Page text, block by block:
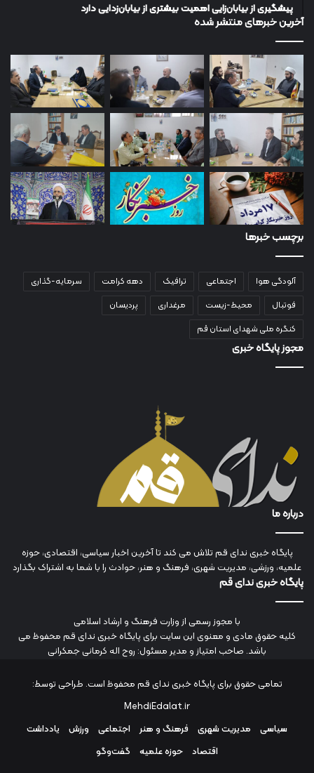
پیشگیری از بیابان‌زایی اهمیت بیشتری از بیابان‌زدایی دارد
آخرین خبرهای منتشر شده
برچسب خبرها
آلودگی هوا اجتماعی ترافیک دهه کرامت
سرمایه-گذاری
فوتبال
محیط-زیست مرغداری
پردیسان
کنگره ملی شهدای استان قم
مجوز پایگاه خبری
درباره ما
پایگاه خبری ندای قم تلاش می کند تا آخرین اخبار سیاسی، اقتصادی، حوزه
علمیه، ورزشی، مدیریت شهری، فرهنگ و هنر، حوادث را با شما به اشتراک بگذارد
پایگاه خبری ندای قم
با مجوز رسمی از وزارت فرهنگ و ارشاد اسلامی
کلیه حقوق مادی و معنوی این سایت برای پایگاه خبری ندای قم محفوظ می
باشد. صاحب امتیاز و مدیر مسئول: روح اله کرمانی جمکرانی
تمامی حقوق برای پایگاه خبری ندای قم محفوظ است. طراحی توسط:
MehdiEdalat.ir
سیاسی
مدیریت شهری فرهنگ و هنر اجتماعی ورزش
یادداشت
اقتصاد
حوزه علمیه گفت‌وگو